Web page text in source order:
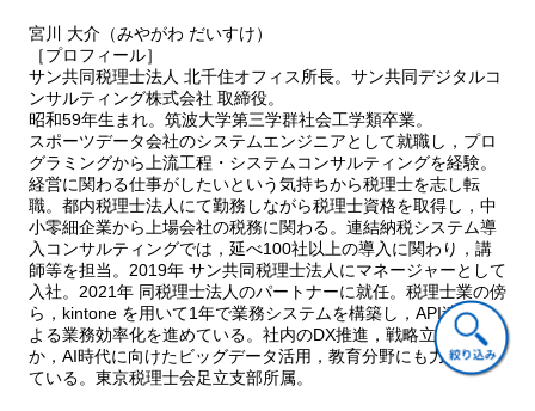
宮川 大介（みやがわ だいすけ）
［プロフィール］
サン共同税理士法人 北千住オフィス所長。サン共同デジタルコ
ンサルティング株式会社 取締役。
昭和59年生まれ。筑波大学第三学群社会工学類卒業。
スポーツデータ会社のシステムエンジニアとして就職し，プロ
グラミングから上流工程・システムコンサルティングを経験。
経営に関わる仕事がしたいという気持ちから税理士を志し転
職。都内税理士法人にて勤務しながら税理士資格を取得し，中
小零細企業から上場会社の税務に関わる。連結納税システム導
入コンサルティングでは，延べ100社以上の導入に関わり，講
師等を担当。2019年 サン共同税理士法人にマネージャーとして
入社。2021年 同税理士法人のパートナーに就任。税理士業の傍
ら，kintone を用いて1年で業務システムを構築し，API連携に
よる業務効率化を進めている。社内のDX推進，戦略立案のほ
か，AI時代に向けたビッグデータ活用，教育分野にも力を入れ
ている。東京税理士会足立支部所属。